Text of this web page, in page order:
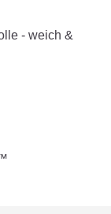
- weich &